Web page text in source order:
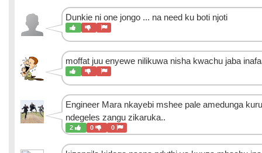
Dunkie ni one jongo ... na need ku boti njoti
moffat juu enyewe nilikuwa nisha kwachu jaba
Engineer Mara nkayebi mshee pale amedunga
ndegeles zangu zikaruka..
2 0 0